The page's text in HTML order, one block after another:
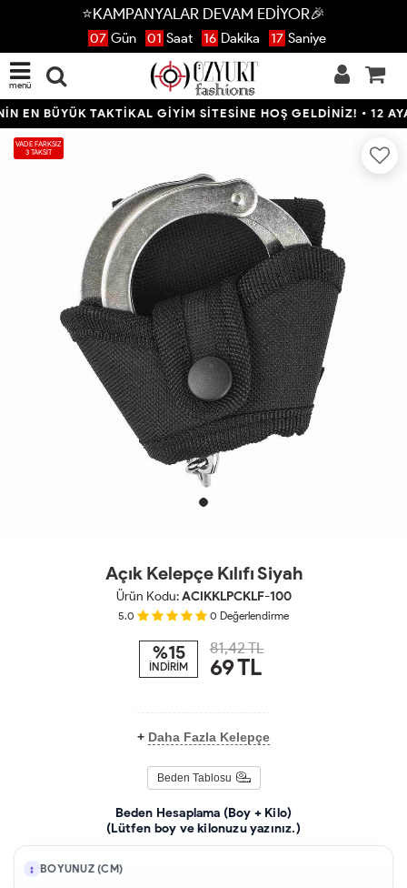
⭐KAMPANYALAR DEVAM EDİYOR🎉
07 Gün 01 Saat 16 Dakika 16 Saniye
menü
BÜYÜK TAKTİKAL GİYİM SİTESİNE HOŞ GELDİNİZ! • 12 AYA
VADE FARKSIZ
3 TAKSİT
Açık Kelepçe Kılıfı Siyah
Ürün Kodu:ACIKKLPCKLF-100
5.0 0 Değerlendirme
%15
İNDİRİM
81,42 TL
69TL
+ Daha Fazla Kelepçe
Beden Tablosu
Beden Hesaplama (Boy + Kilo)
(Lütfen boy ve kilonuzu yazınız.)
BOYUNUZ (CM)